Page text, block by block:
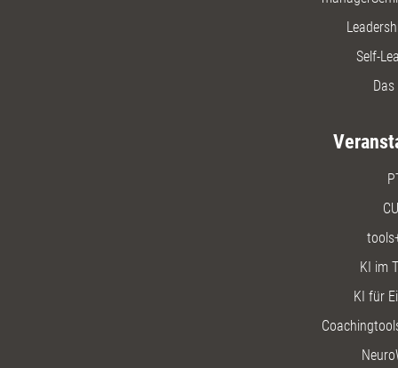
Self-
KI im
KI für